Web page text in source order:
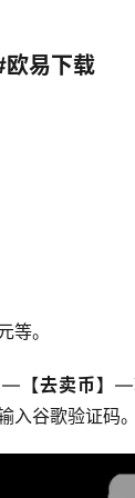
易下载
。
—【去卖币】 —
入谷歌验证码。